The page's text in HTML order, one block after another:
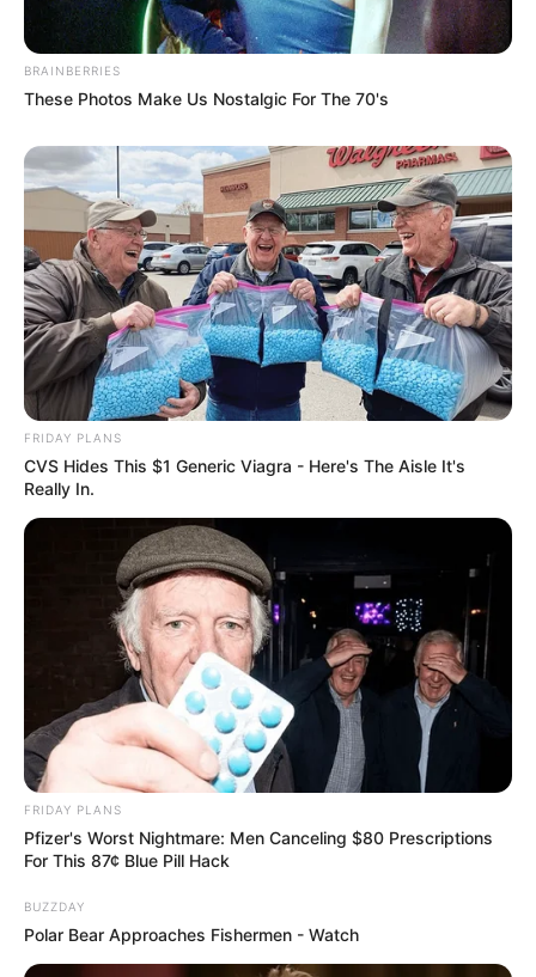
συμπεριλαμβανομένου1 θανάτου
11.565 Διαταραχές μυών και ιστών
20 Νεοπλάσματα
16.107 Διαταραχές του νευρικού συστήματος
29 Συνθήκες εγκυμοσύνης συμπεριλαμβανομένου1
θανάτου
1235 Ψυχιατρικές διαταραχές
187 Διαταραχές των νεφρών και των ουροφόρων
οδών
338 Αναπαραγωγικές & μαστικές διαταραχές
3575 Αναπνευστικές διαταραχές,
συμπεριλαμβανομένων
12 θανάτων
6042 Διαταραχές του δέρματος
συμπεριλαμβανομένου
16 Κοινωνικές συνθήκες
45 Χειρουργικές και ιατρικές διαδικασίες
992 Αγγειακές διαταραχές συμπεριλαμβανομένου1
θανάτου
Συνολικές αντιδράσεις για το εμβόλιο COVID-19
mRNA Pfizer- BioNTech:212 θάνατοικαι 85.179
τραυματισμοί
Για τηνανάλυση εμβολίου COVID-19 Oxford
University / AstraZenecaαναφέρουν:
BRAINBERRIES
These Photos Make Us Nostalgic For The 70's
FRIDAY PLANS
CVS Hides This $1 Generic Viagra - Here's The Aisle It's
Really In.
FRIDAY PLANS
Pfizer's Worst Nightmare: Men Canceling $80 Prescriptions
For This 87¢ Blue Pill Hack
BUZZDAY
Polar Bear Approaches Fishermen - Watch